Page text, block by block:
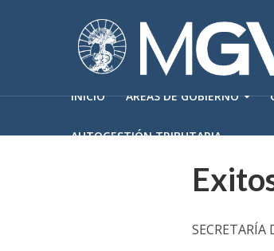
INICIO ÁREAS DE GOBIERNO
AUTOGESTIÓN TRIBUTARIA